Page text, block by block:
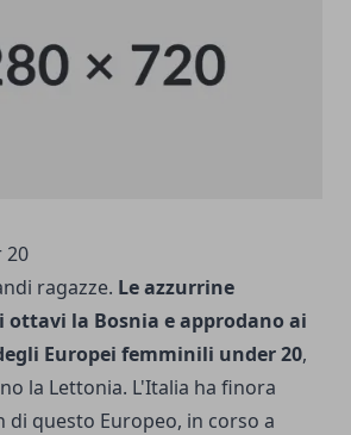
ragazze. Le azzurrine
ottavi la Bosnia e approdano ai
Europei femminili under 20,
la Lettonia. L'Italia ha finora
questo Europeo, in corso a